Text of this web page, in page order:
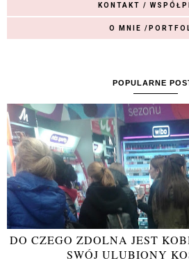
KONTAKT /
O MNIE /
POPULARNE
DO CZEGO ZDOLNA JEST
SWÓJ ULUBIONY